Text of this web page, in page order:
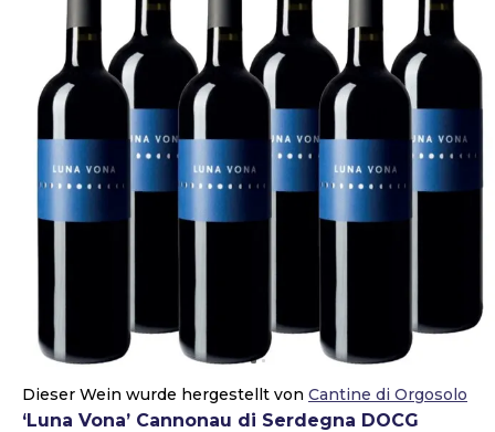
Dieser Wein wurde hergestellt von Cantine di Orgosolo
‘Luna Vona’ Cannonau di Serdegna DOCG